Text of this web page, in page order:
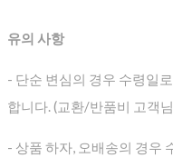
유의 사항
- 단순 변심의 경우 수령일
합니다. (교환/반품비 고객
- 상품 하자, 오배송의 경우